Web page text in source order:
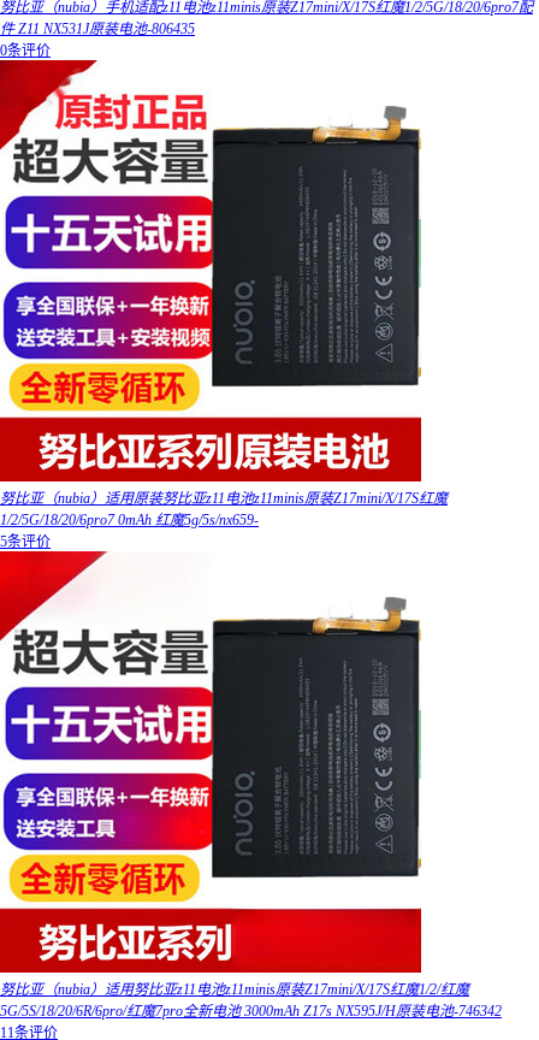
努比亚（nubia）手机适配z11电池z11minis原装Z17mini/X/17S红魔1/2/5G/18/20/6pro7配
件 Z11 NX531J原装电池-806435
0条评价
努比亚（nubia）适用原装努比亚z11电池z11minis原装Z17mini/X/17S红魔
1/2/5G/18/20/6pro7 0mAh 红魔5g/5s/nx659-
5条评价
努比亚（nubia）适用努比亚z11电池z11minis原装Z17mini/X/17S红魔1/2/红魔
5G/5S/18/20/6R/6pro/红魔7pro全新电池 3000mAh Z17s NX595J/H原装电池-746342
11条评价